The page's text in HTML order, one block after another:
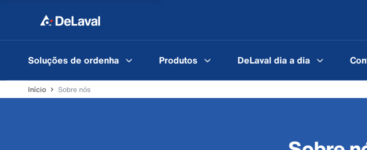
Soluções de ordenha Produtos DeLaval dia a dia
Início Sobre nós